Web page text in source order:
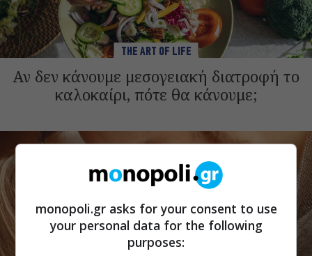
THE ART OF LIFE
Αν δεν κάνουμε μεσογειακή διατροφή το
καλοκαίρι, πότε θα κάνουμε;
monopoli.gr asks for your consent to use
your personal data for the following
purposes: